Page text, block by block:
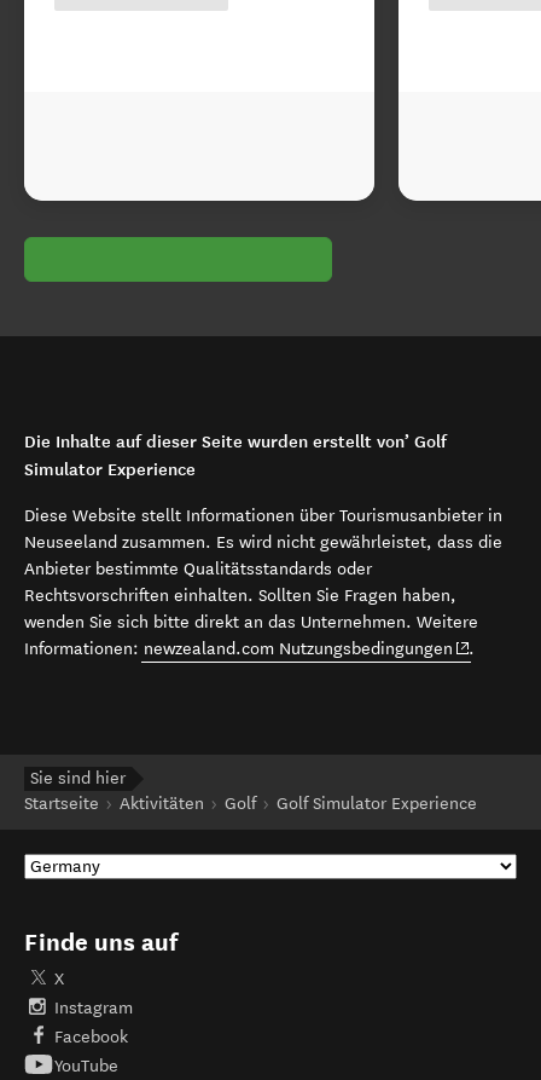
Die Inhalte auf dieser Seite wurden erstellt von’ Golf
Simulator Experience
Diese Website stellt Informationen über Tourismusanbieter in
Neuseeland zusammen. Es wird nicht gewährleistet, dass die
Anbieter bestimmte Qualitätsstandards oder
Rechtsvorschriften einhalten. Sollten Sie Fragen haben,
wenden Sie sich bitte direkt an das Unternehmen. Weitere
Informationen: newzealand.com Nutzungsbedingungen (opens in
.
Sie sind hier
Startseite
Aktivitäten Golf Golf Simulator Experience
Finde uns auf
X
Instagram
Facebook
YouTube